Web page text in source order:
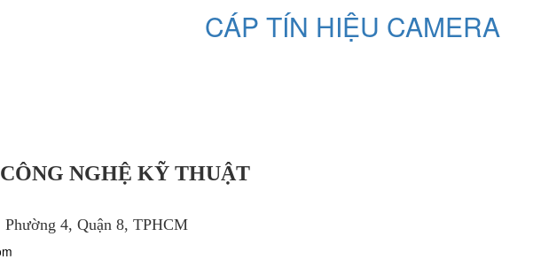
CÁP TÍN HIỆU CAMERA
CÔNG NGHỆ KỸ THUẬT
4, Quận 8, TPHCM